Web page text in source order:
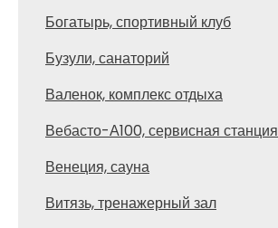
Богатырь, спортивный клуб
Бузули, санаторий
Валенок, комплекс отдыха
Вебасто-А100, сервисная станция
Венеция, сауна
Витязь, тренажерный зал